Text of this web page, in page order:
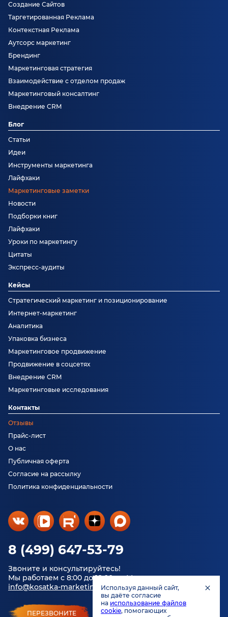
8 (499) 647-53-79
Звоните и консультируйтесь!
Мы работаем с 8:00 до 18:00 по Москве.
info@kosatka-marketing.ru
ПЕРЕЗВОНИТЕ
Создание Сайтов
Таргетированная Реклама
Контекстная Реклама
Аутсорс маркетинг
Брендинг
Маркетинговая стратегия
Взаимодействие с отделом продаж
Маркетинговый консалтинг
Внедрение CRM
Блог
Статьи
Идеи
Инструменты маркетинга
Лайфхаки
Маркетинговые заметки
Новости
Подборки книг
Лайфхаки
Уроки по маркетингу
Цитаты
Экспресс-аудиты
Кейсы
Стратегический маркетинг и позиционирование
Интернет-маркетинг
Аналитика
Упаковка бизнеса
Маркетинговое продвижение
Продвижение в соцсетях
Внедрение CRM
Маркетинговые исследования
Контакты
Отзывы
Прайс-лист
О нас
Публичная оферта
Согласие на рассылку
Политика конфиденциальности
Используя данный сайт,
вы даёте согласие
на использование файлов
cookie, помогающих